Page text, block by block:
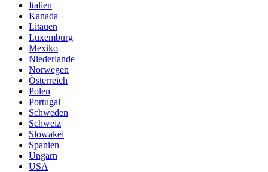
Italien
Kanada
Litauen
Luxemburg
Mexiko
Niederlande
Norwegen
Österreich
Polen
Portugal
Schweden
Schweiz
Slowakei
Spanien
Ungarn
USA